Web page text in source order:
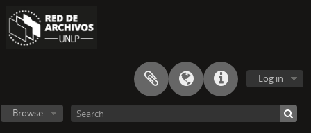
Log in
Browse